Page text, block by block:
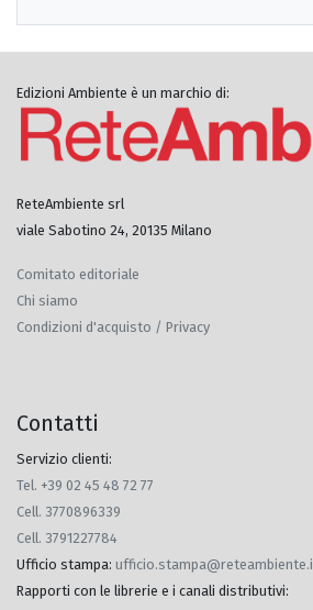
Edizioni Ambiente è un marchio di:
ReteAmbiente srl
viale Sabotino 24, 20135 Milano
Comitato editoriale
Chi siamo
Condizioni d'acquisto / Privacy
Contatti
Servizio clienti:
Tel. +39 02 45 48 72 77
Cell. 3770896339
Cell. 3791227784
Ufficio stampa:
Rapporti con le librerie e i canali distributivi: